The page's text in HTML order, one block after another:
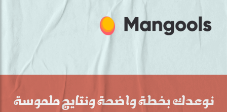
نوعدك بخطة واضحة ونتايج ملموسة